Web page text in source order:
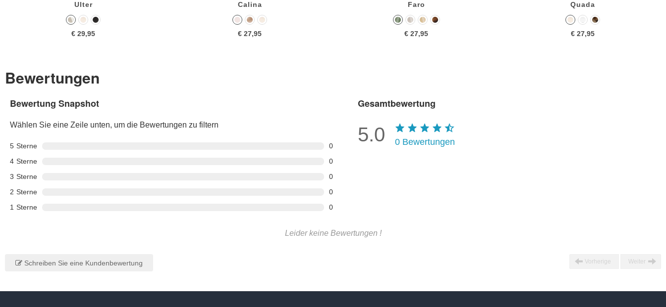
Ulter
€ 29,95
Calina
€ 27,95
Faro
€ 27,95
Quada
€ 27,95
Bewertungen
Bewertung Snapshot
Wählen Sie eine Zeile unten, um die Bewertungen zu filtern
5 Sterne
0
4 Sterne
0
3 Sterne
0
2 Sterne
0
1 Sterne 0
Gesamtbewertung
5.0 0 Bewertungen
Leider keine Bewertungen !
Schreiben Sie eine Kundenbewertung Vorherige Weiter